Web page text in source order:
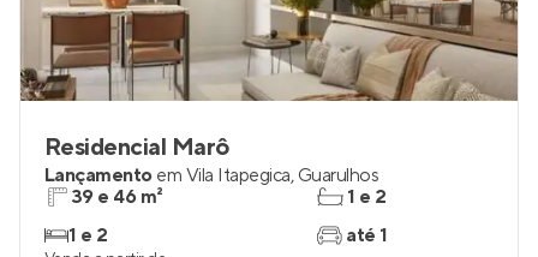
Residencial Marô
Lançamento em Vila Itapegica, Guarulhos
39 e 46 m²
1 e 2
1 e 2
até 1